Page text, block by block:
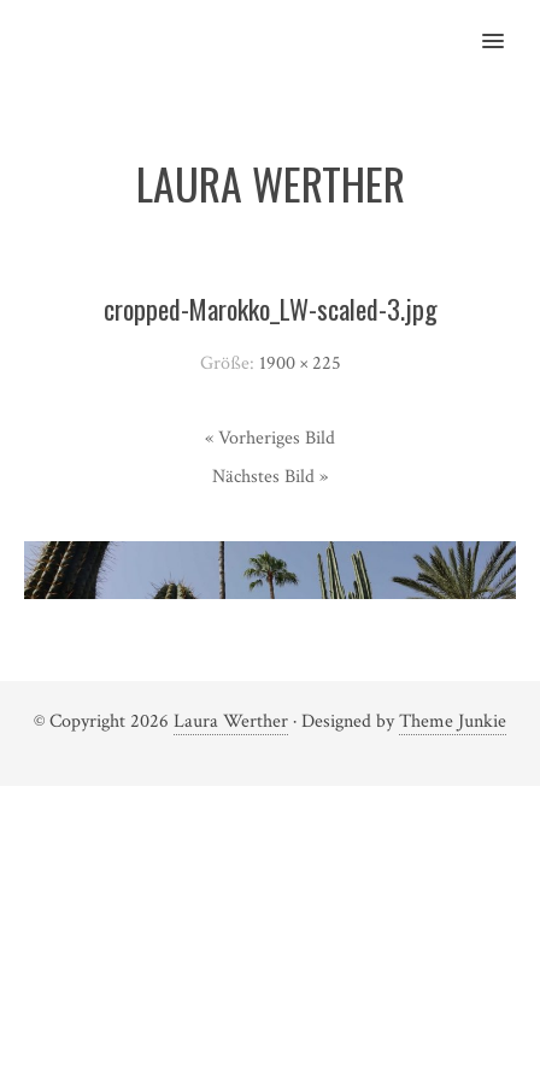
MENU
LAURA WERTHER
cropped-Marokko_LW-scaled-3.jpg
Größe: 1900 × 225
« Vorheriges Bild
Nächstes Bild »
© Copyright 2026 Laura Werther· Designed byTheme Junkie